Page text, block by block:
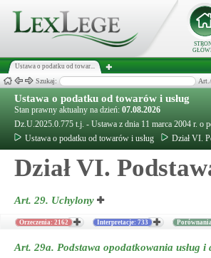
Ustawa o podatku od towar...
Szukaj:
Ustawa o podatku od towarów i usług
Stan prawny aktualny na dzień: 07.08.2026
Dz.U.2025.0.775 t.j. - Ustawa z dnia 11 marca 2004 r. o
Ustawa o podatku od towarów i usług
Dział VI.
Dział VI.
Art. 29. Uchylony
Orzeczenia: 2162 Interpretacje: 733
Art. 29a. Podstawa opodatkowania usług i